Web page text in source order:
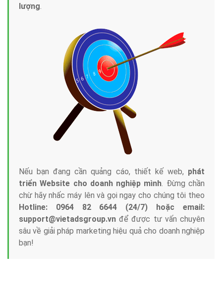
lượng.
Nếu bạn đang cần quảng cáo, thiết kế web, phát
triển Website cho doanh nghiệp mình. Đừng chần
chừ hãy nhấc máy lên và gọi ngay cho chúng tôi theo
Hotline: 0964 82 6644 (24/7) hoặc email:
support@vietadsgroup.vn để được tư vấn chuyên
sâu về giải pháp marketing hiệu quả cho doanh nghiệp
bạn!